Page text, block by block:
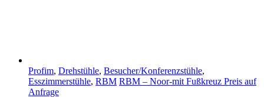
Profim, Drehstühle, Besucher/Konferenzstühle,
Esszimmerstühle, RBM RBM – Noor-mit Fußkreuz Preis auf
Anfrage